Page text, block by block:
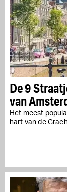
De 9
van
Het meest
hart van de